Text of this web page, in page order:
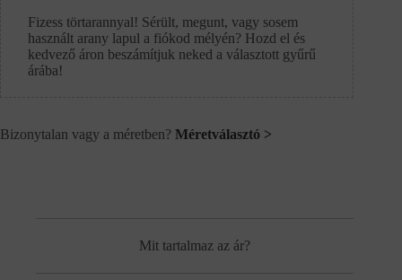
Fizess törtarannyal! Sérült, megunt, vagy sosem
használt arany lapul a fiókod mélyén? Hozd el és
kedvező áron beszámítjuk neked a választott gyűrű
árába!
Bizonytalan vagy a méretben? Méretválasztó >
Mit tartalmaz az ár?